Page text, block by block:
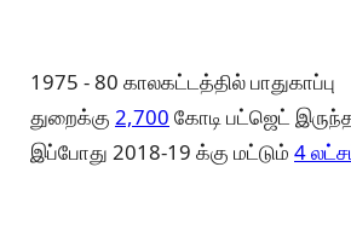
1975 - 80 காலகட்டத்தில் பாதுகாப்பு
துறைக்கு 2,700 கோடி பட்ஜெட்
இப்போது 2018-19 க்கு மட்டும் 4